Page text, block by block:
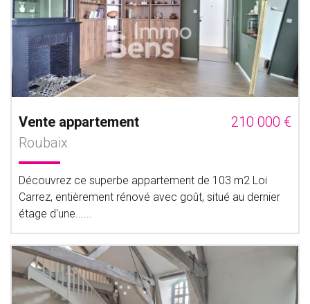
Vente appartement
210 000 €
Roubaix
Découvrez ce superbe appartement de 103 m2 Loi
Carrez, entièrement rénové avec goût, situé au dernier
étage d'une......